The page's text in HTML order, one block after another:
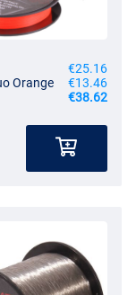
€25.16
Orange
€13.46
€38.62